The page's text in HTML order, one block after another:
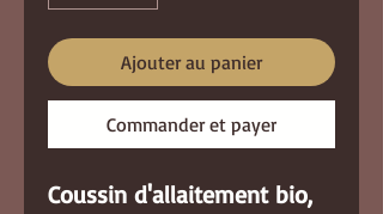
Ajouter au panier
Commander et payer
Coussin d'allaitement bio,